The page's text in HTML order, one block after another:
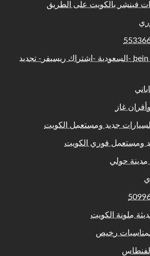
فينشر بالكويت على الطريق
بي ان سبورت – bein sport -السعودية -اشتراك ريسيفر- تجديد
غاز
جديد ومستعمل الكويت
ومستعمل فوري الكويت
مدينة حولي
ملونة الكويت
رخيص